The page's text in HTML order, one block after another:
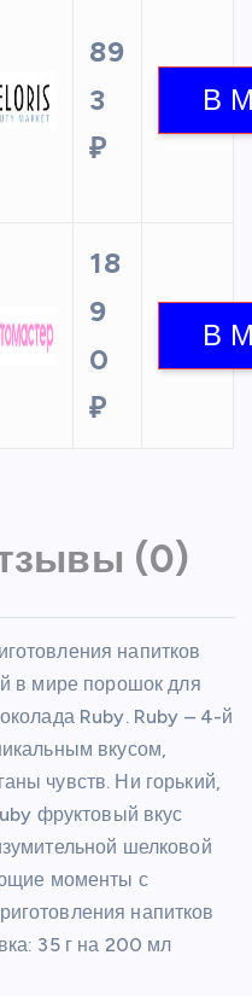
89
3
₽
18
9
0
₽
(0)
напитков
в мире порошок для
Ruby. Ruby – 4-й
вкусом,
чувств. Ни горький,
фруктовый вкус
шелковой
моменты с
напитков
35 г на 200 мл